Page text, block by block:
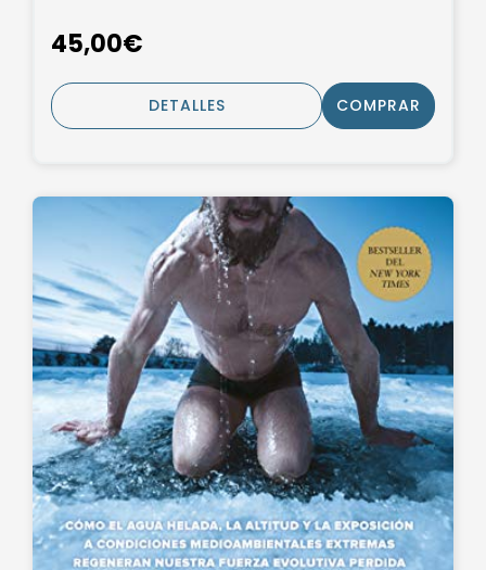
45,00€
DETALLES COMPRAR